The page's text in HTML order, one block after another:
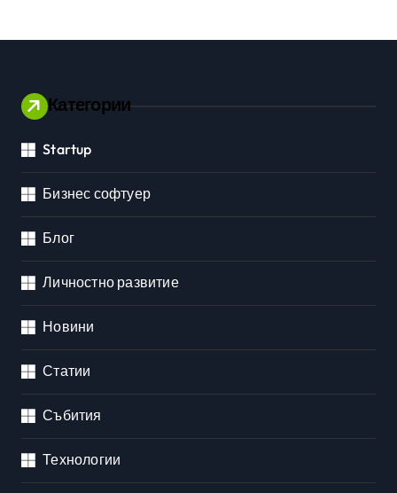
Категории
Startup
Бизнес софтуер
Блог
Личностно развитие
Новини
Статии
Събития
Технологии